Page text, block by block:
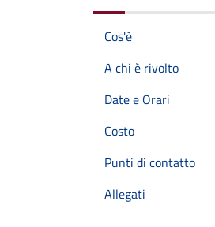
Cos'è
A chi è rivolto
Date e Orari
Costo
Punti di contatto
Allegati